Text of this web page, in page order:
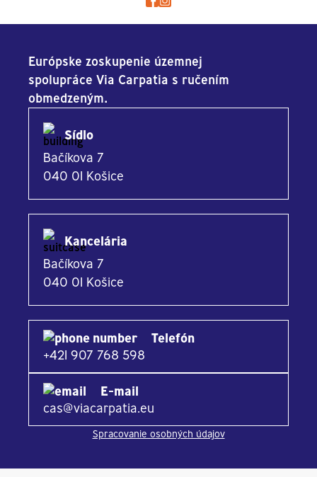
Európske zoskupenie územnej
spolupráce Via Carpatia s ručením
obmedzeným.
Sídlo
Bačíkova 7
040 01 Košice
Kancelária
Bačíkova 7
040 01 Košice
Telefón
+421 907 768 598
E-mail
cas@viacarpatia.eu
Spracovanie osobných údajov